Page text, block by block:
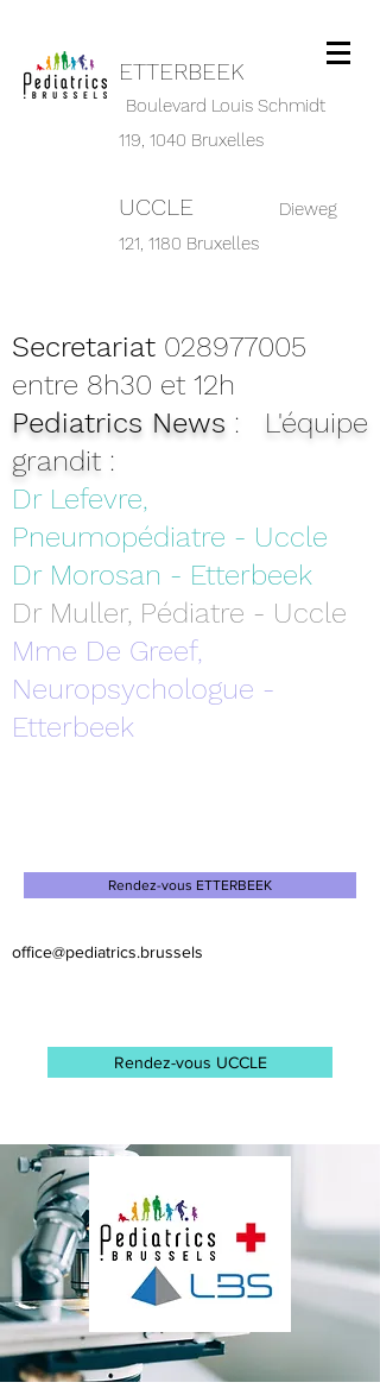
ETTERBEEK
Boulevard Louis Schmidt
119, 1040 Bruxelles
UCCLE
Dieweg
121, 1180 Bruxelles
Secretariat 028977005
entre 8h30 et 12h
Pediatrics News : L'équipe
grandit :
Dr Lefevre,
Pneumopédiatre - Uccle
Dr Morosan - Etterbeek
Dr Muller, Pédiatre - Uccle
Mme De Greef,
Neuropsychologue -
Etterbeek
Rendez-vous ETTERBEEK
office@pediatrics.brussels
Rendez-vous UCCLE